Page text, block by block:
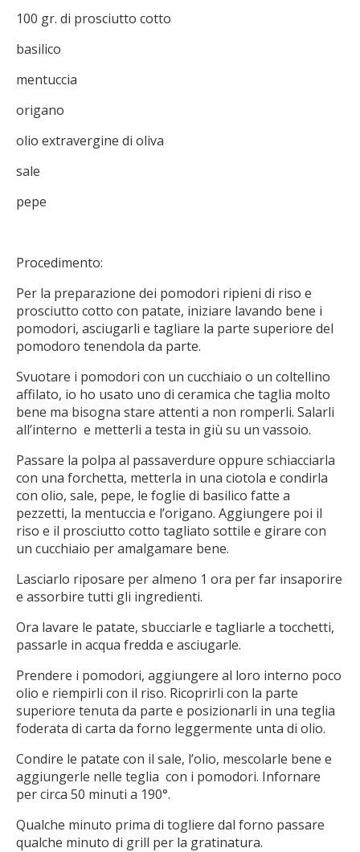
100 gr. di prosciutto cotto
basilico
mentuccia
origano
olio extravergine di oliva
sale
pepe
Procedimento:
Per la preparazione dei pomodori ripieni di riso e
prosciutto cotto con patate, iniziare lavando bene i
pomodori, asciugarli e tagliare la parte superiore del
pomodoro tenendola da parte.
Svuotare i pomodori con un cucchiaio o un coltellino
affilato, io ho usato uno di ceramica che taglia molto
bene ma bisogna stare attenti a non romperli. Salarli
all’interno e metterli a testa in giù su un vassoio.
Passare la polpa al passaverdure oppure schiacciarla
con una forchetta, metterla in una ciotola e condirla
con olio, sale, pepe, le foglie di basilico fatte a
pezzetti, la mentuccia e l’origano. Aggiungere poi il
riso e il prosciutto cotto tagliato sottile e girare con
un cucchiaio per amalgamare bene.
Lasciarlo riposare per almeno 1 ora per far insaporire
e assorbire tutti gli ingredienti.
Ora lavare le patate, sbucciarle e tagliarle a tocchetti,
passarle in acqua fredda e asciugarle.
Prendere i pomodori, aggiungere al loro interno poco
olio e riempirli con il riso. Ricoprirli con la parte
superiore tenuta da parte e posizionarli in una teglia
foderata di carta da forno leggermente unta di olio.
Condire le patate con il sale, l’olio, mescolarle bene e
aggiungerle nelle teglia con i pomodori. Infornare
per circa 50 minuti a 190°.
Qualche minuto prima di togliere dal forno passare
qualche minuto di grill per la gratinatura.